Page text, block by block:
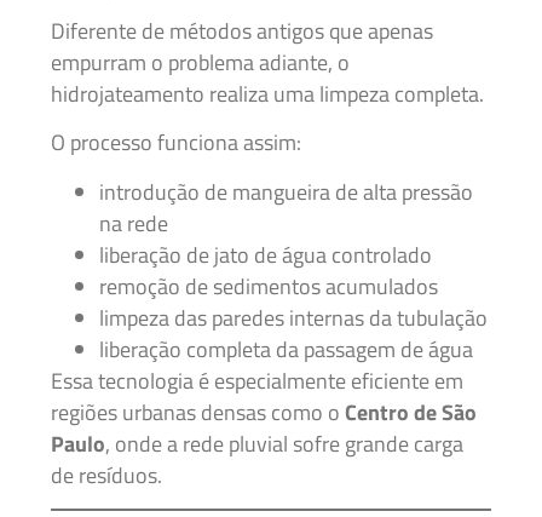
Diferente de métodos antigos que apenas
empurram o problema adiante, o
hidrojateamento realiza uma limpeza completa.
O processo funciona assim:
introdução de mangueira de alta pressão
na rede
liberação de jato de água controlado
remoção de sedimentos acumulados
limpeza das paredes internas da tubulação
liberação completa da passagem de água
Essa tecnologia é especialmente eficiente em
regiões urbanas densas como o Centro de São
Paulo, onde a rede pluvial sofre grande carga
de resíduos.